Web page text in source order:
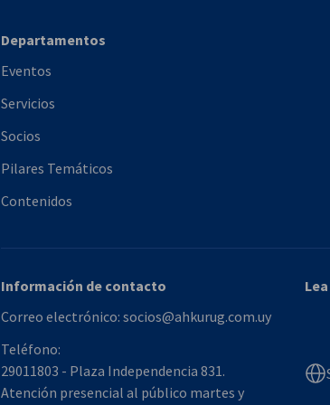
Departamentos
Eventos
Servicios
Socios
Pilares Temáticos
Contenidos
Información de contacto
Correo electrónico: socios@ahkurug.com.uy
Teléfono:
29011803 - Plaza Independencia 831.
Atención presencial al público martes y